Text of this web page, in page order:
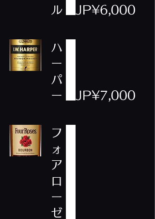
ル
JP¥6,000
ハ
ー
パ
ー
JP¥7,000
フ
ォ
ア
ロ
ー
ゼ